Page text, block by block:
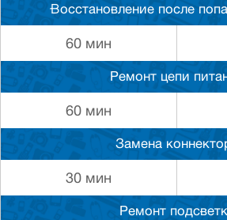
Восстановление после
60 мин
Ремонт цепи
60 мин
Замена
30 мин
Ремонт